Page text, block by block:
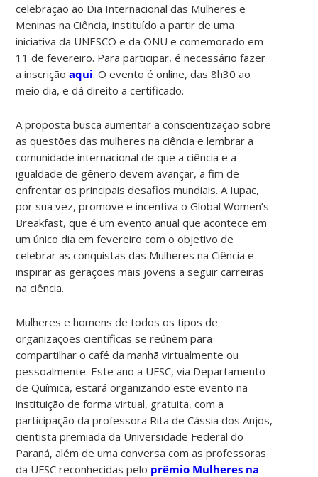
celebração ao Dia Internacional das Mulheres e
Meninas na Ciência, instituído a partir de uma
iniciativa da UNESCO e da ONU e comemorado em
11 de fevereiro. Para participar, é necessário fazer
a inscriçãoaqui. O evento é online, das 8h30 ao
meio dia, e dá direito a certificado.
A proposta busca aumentar a conscientização sobre
as questões das mulheres na ciência e lembrar a
comunidade internacional de que a ciência e a
igualdade de gênero devem avançar, a fim de
enfrentar os principais desafios mundiais. A Iupac,
por sua vez, promove e incentiva o Global Women’s
Breakfast, que é um evento anual que acontece em
um único dia em fevereiro com o objetivo de
celebrar as conquistas das Mulheres na Ciência e
inspirar as gerações mais jovens a seguir carreiras
na ciência.
Mulheres e homens de todos os tipos de
organizações científicas se reúnem para
compartilhar o café da manhã virtualmente ou
pessoalmente. Este ano a UFSC, via Departamento
de Química, estará organizando este evento na
instituição de forma virtual, gratuita, com a
participação da professora Rita de Cássia dos Anjos,
cientista premiada da Universidade Federal do
Paraná, além de uma conversa com as professoras
da UFSC reconhecidas pelo prêmio Mulheres na